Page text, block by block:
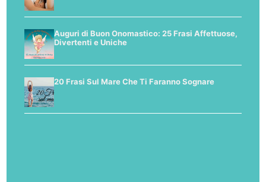
Auguri di Buon Onomastico: 25 Frasi Affettuose,
Divertenti e Uniche
20 Frasi Sul Mare Che Ti Faranno Sognare